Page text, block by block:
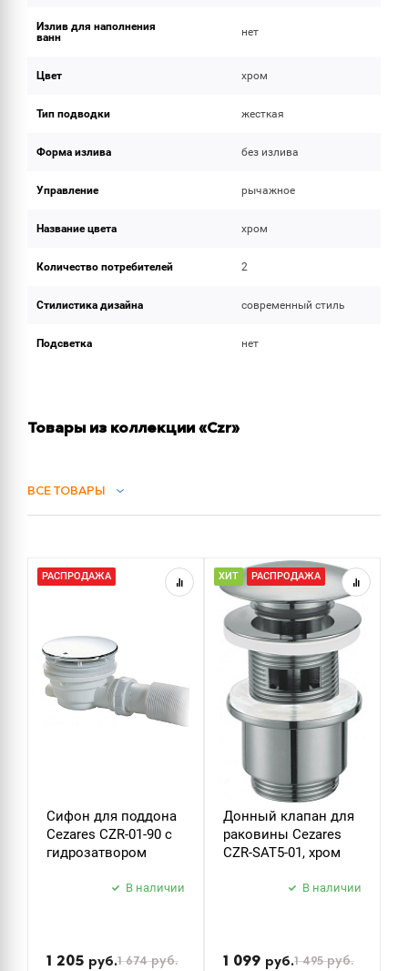
Излив для наполнения
ванн
нет
Цвет хром
Тип подводки жесткая
Форма излива без излива
Управление рычажное
Название цвета хром
Количество потребителей 2
Стилистика дизайна современный стиль
Подсветка нет
Товары из коллекции «Czr»
ВСЕ ТОВАРЫ
ДУШ
ДУШЕВЫЕ ГАРНИТУРЫ
РАСПРОДАЖА
Сифон для поддона
Cezares CZR-01-90 с
гидрозатвором
В наличии
1 205 руб.1 674руб.
ХИТ РАСПРОДАЖА
Донный клапан для
раковины Cezares
CZR-SAT5-01, хром
В наличии
1 099 руб.1 495руб.